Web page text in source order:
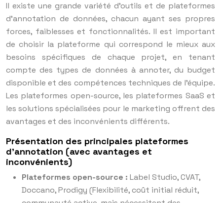
Il existe une grande variété d’outils et de plateformes
d’annotation de données, chacun ayant ses propres
forces, faiblesses et fonctionnalités. Il est important
de choisir la plateforme qui correspond le mieux aux
besoins spécifiques de chaque projet, en tenant
compte des types de données à annoter, du budget
disponible et des compétences techniques de l’équipe.
Les plateformes open-source, les plateformes SaaS et
les solutions spécialisées pour le marketing offrent des
avantages et des inconvénients différents.
Présentation des principales plateformes
d’annotation (avec avantages et
inconvénients)
Plateformes open-source : Label Studio, CVAT,
Doccano, Prodigy (Flexibilité, coût initial réduit,